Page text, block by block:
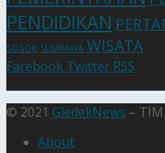
PENDIDIKAN
SOSOK SUMBAWA WISATA
Facebook Twitter RSS
© 2021 GledekNews –
About